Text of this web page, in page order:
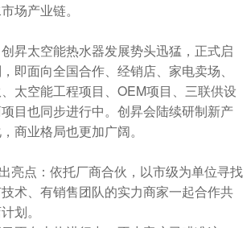
场产业链。
昇太空能热水器发展势头迅猛，正式启
即面向全国合作、经销店、家电卖场、
太空能工程项目、OEM项目、三联供设
目也同步进行中。创昇会陆续研制新产
商业格局也更加广阔。
亮点：依托厂商合伙，以市级为单位寻找
术、有销售团队的实力商家一起合作共
划。